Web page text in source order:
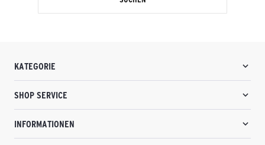
KATEGORIE
SHOP SERVICE
INFORMATIONEN